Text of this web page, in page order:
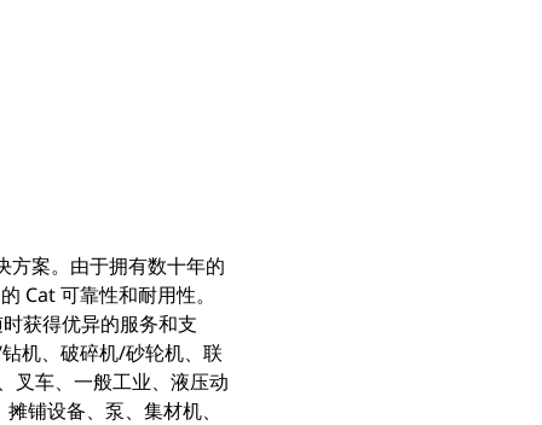
方案。由于拥有数十年的
Cat 可靠性和耐用性。
获得优异的服务和支
机、破碎机/砂轮机、联
叉车、一般工业、液压动
铺设备、泵、集材机、